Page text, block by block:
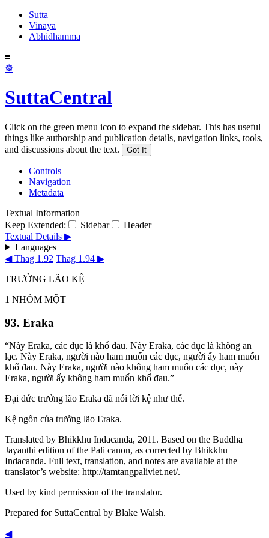
Sutta
Vinaya
Abhidhamma
≡
☸
SuttaCentral
Click on the green menu icon to expand the sidebar. This has useful
things like authorship and publication details, navigation links, tools,
and discussions about the text.
Got It
Controls
Navigation
Metadata
Textual Information
Keep Extended:
Sidebar
Header
Textual Details ▶
Languages
◀ Thag 1.92 Thag 1.94 ▶
TRƯỞNG LÃO KỆ
1 NHÓM MỘT
93. Eraka
“Này Eraka, các dục là khổ đau. Này Eraka, các dục là không an
lạc. Này Eraka, người nào ham muốn các dục, người ấy ham muốn
khổ đau. Này Eraka, người nào không ham muốn các dục, này
Eraka, người ấy không ham muốn khổ đau.”
Đại đức trưởng lão Eraka đã nói lời kệ như thế.
Kệ ngôn của trưởng lão Eraka.
Translated by Bhikkhu Indacanda, 2011. Based on the Buddha
Jayanthi edition of the Pali canon, as corrected by Bhikkhu
Indacanda. Full text, translation, and notes are available at the
translator’s website: http://tamtangpaliviet.net/.
Used by kind permission of the translator.
Prepared for SuttaCentral by Blake Walsh.
◀